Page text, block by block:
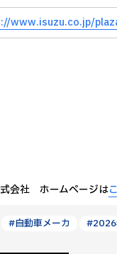
www.isuzu.co.jp/
会社 ホームページは
#自動車メーカ #2026